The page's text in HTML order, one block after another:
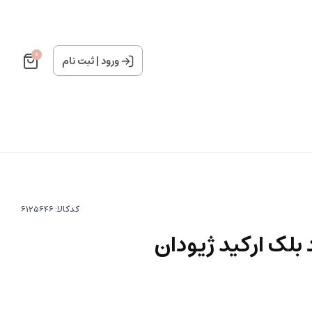
ورود|ثبت نام 0
کدکالا:
ارکید ژیودان